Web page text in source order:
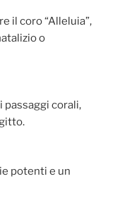
il coro “Alleluia”,
o
corali,
potenti e un